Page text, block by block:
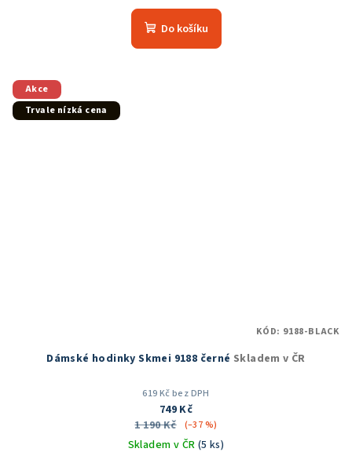
hodnocení
produktu
Do košíku
Akce
Trvale nízká cena
Dámské hodinky Skmei 9188 černé Skladem v ČR
619 Kč bez DPH
749 Kč
1 190 Kč
(–37 %)
Skladem v ČR (5 ks)
KÓD: 9188-BLACK